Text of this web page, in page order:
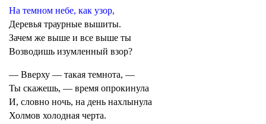
На темном небе, как узор,
Деревья траурные вышиты.
Зачем же выше и все выше ты
Возводишь изумленный взор?
— Вверху — такая темнота, —
Ты скажешь, — время опрокинула
И, словно ночь, на день нахлынула
Холмов холодная черта.